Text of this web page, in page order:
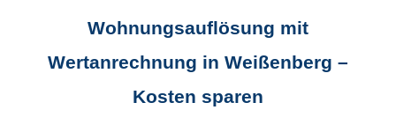
Wohnungsauflösung mit
Wertanrechnung in Weißenberg –
Kosten sparen